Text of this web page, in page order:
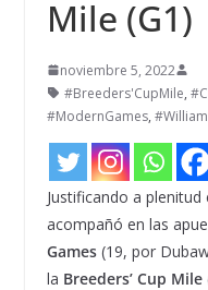
Mile (G1)
noviembre 5, 2022
#Breeders'CupMile,
#ModernGames,
Justificando a
acompañó en las
Games(19, por
la Breeders’ Cup Mile